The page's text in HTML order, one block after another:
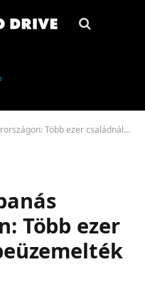
családnál már beüzemelték a rendszereket!
Több ezer